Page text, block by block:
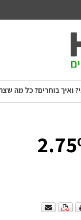
ואיך בוחרים? כל מה
במאי חזרה לעלות – 2.75%